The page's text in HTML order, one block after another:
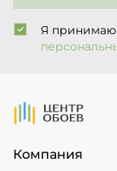
Я принимаю
На Главную
Компания